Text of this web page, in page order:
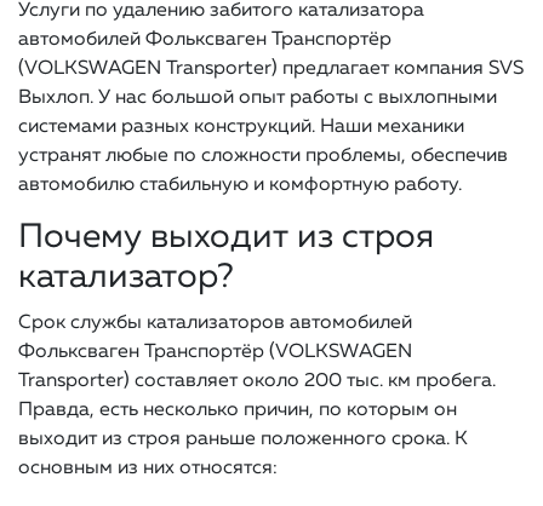
Услуги по удалению забитого катализатора
автомобилей Фольксваген Транспортёр
(VOLKSWAGEN Transporter) предлагает компания SVS
Выхлоп. У нас большой опыт работы с выхлопными
системами разных конструкций. Наши механики
устранят любые по сложности проблемы, обеспечив
автомобилю стабильную и комфортную работу.
Почему выходит из строя
катализатор?
Срок службы катализаторов автомобилей
Фольксваген Транспортёр (VOLKSWAGEN
Transporter) составляет около 200 тыс. км пробега.
Правда, есть несколько причин, по которым он
выходит из строя раньше положенного срока. К
основным из них относятся: